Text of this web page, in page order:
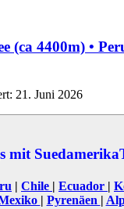
(ca 4400m) •
21. Juni 2026
mit
| Chile | Ecuador |
| Pyrenäen |